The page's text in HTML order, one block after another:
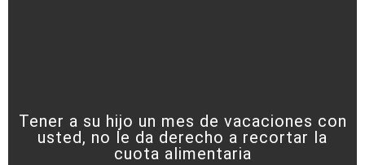
Tener a su hijo un mes de vacaciones con
usted, no le da derecho a recortar la
cuota alimentaria